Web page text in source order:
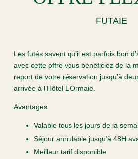
FUTAIE
Les futés savent qu’il est parfois bon
avec cette offre vous bénéficiez de la
report de votre réservation jusqu’à
arrivée à l’Hôtel L’Ormaie.
Avantages
Valable tous les jours de la
Séjour annulable jusqu’à 48H
Meilleur tarif disponible